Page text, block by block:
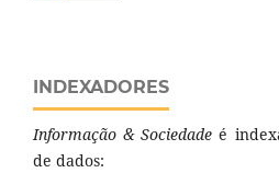
INDEXADORES
Informação & Sociedadeé
de dados: